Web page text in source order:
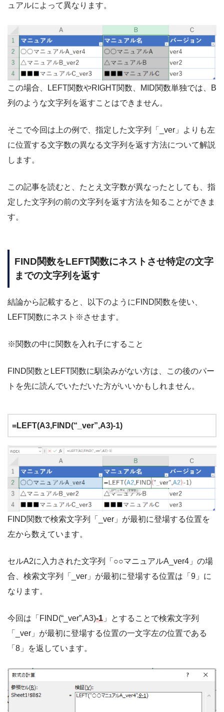
ュアルによって異なります。
この場合、LEFT関数やRIGHT関数、MID関数単独では、B
列のような文字列を返すことはできません。
そこで今回は上の例で、指定した文字列「_ver」よりも左
に位置する文字数の異なる文字列を返す方法について解説
します。
この記事を読むと、たとえ文字数が異なったとしても、指
定した文字列の前の文字列を返す方法を知ることができま
す。
FIND関数をLEFT関数にネストさせ特定の文字
までの文字列を返す
結論から記載すると、以下のようにFIND関数を使い、
LEFT関数にネスト※させます。
※関数の中に関数を入れ子にすること
FIND関数とLEFT関数に馴染みがない方は、この後のパー
トを先に読んでいただいた方がいいかもしれません。
=LEFT(A3,FIND(“_ver”,A3)-1)
FIND関数で検索文字列「_ver」が最初に登場する位置を
左から数えています。
セルA2に入力された文字列「○○マニュアルA_ver4」の場
合、検索文字列「_ver」が最初に登場する位置は「9」に
なります。
今回は「FIND(“_ver”,A3)-1 」とすることで検索文字列
「_ver」が最初に登場する位置の一文字左の位置である
「8」を返しています。